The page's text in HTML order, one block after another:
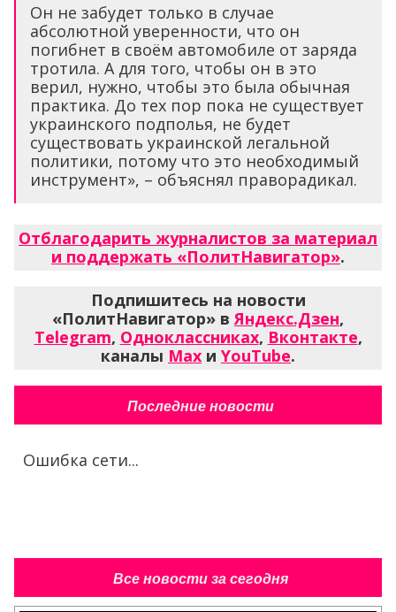
Он не забудет только в случае
абсолютной уверенности, что он
погибнет в своём автомобиле от заряда
тротила. А для того, чтобы он в это
верил, нужно, чтобы это была обычная
практика. До тех пор пока не существует
украинского подполья, не будет
существовать украинской легальной
политики, потому что это необходимый
инструмент», – объяснял праворадикал.
Отблагодарить журналистов за материал
и поддержать «ПолитНавигатор».
Подпишитесь на новости
«ПолитНавигатор» в Яндекс.Дзен,
Telegram, Одноклассниках, Вконтакте,
каналы Max и YouTube.
Последние новости
Ошибка сети...
Все новости за сегодня